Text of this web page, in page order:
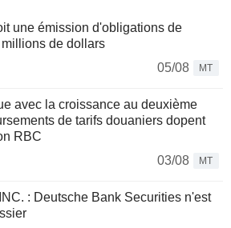
une émission d'obligations de
de dollars
05/08
MT
avec la croissance au deuxième
de tarifs douaniers dopent
RBC
03/08
MT
: Deutsche Bank Securities n'est